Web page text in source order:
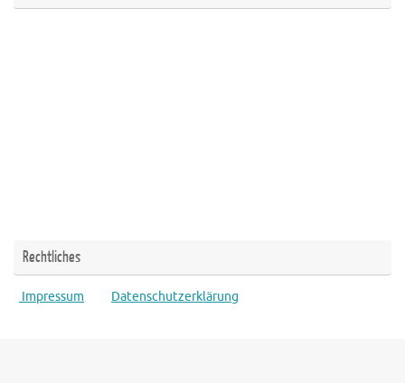
Rechtliches
Impressum Datenschutzerklärung